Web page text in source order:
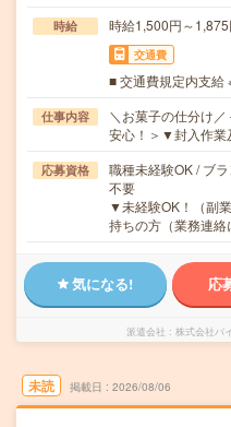
時給 時給1,500円～1,875
交通費
■ 交通費規定内支給
仕事内容
＼お菓子の仕分け
安心！＞▼封入作
応募資格
職種未経験OK / ブ
不要
▼未経験OK！（副
持ちの方（業務連
気になる! 応
派遣会社 株式会社バ
未読 掲載日 2026/08/06